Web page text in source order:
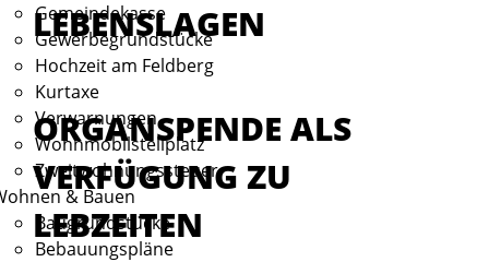
Gemeindekasse
Gewerbegrundstücke
Hochzeit am Feldberg
Kurtaxe
Verwarnungen
Wohnmobilstellplatz
Zweitwohnungssteuer
& Bauen
Baugrundstücke
Bebauungspläne
LEBENSLAGEN
ORGANSPENDE ALS
VERFÜGUNG ZU
LEBZEITEN